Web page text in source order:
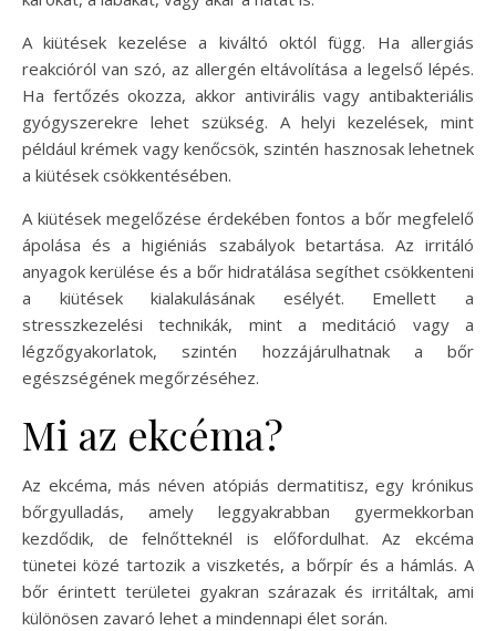
A kiütések kezelése a kiváltó októl függ. Ha allergiás
reakcióról van szó, az allergén eltávolítása a legelső lépés.
Ha fertőzés okozza, akkor antivirális vagy antibakteriális
gyógyszerekre lehet szükség. A helyi kezelések, mint
például krémek vagy kenőcsök, szintén hasznosak lehetnek
a kiütések csökkentésében.
A kiütések megelőzése érdekében fontos a bőr megfelelő
ápolása és a higiéniás szabályok betartása. Az irritáló
anyagok kerülése és a bőr hidratálása segíthet csökkenteni
a kiütések kialakulásának esélyét. Emellett a
stresszkezelési technikák, mint a meditáció vagy a
légzőgyakorlatok, szintén hozzájárulhatnak a bőr
egészségének megőrzéséhez.
Mi az ekcéma?
Az ekcéma, más néven atópiás dermatitisz, egy krónikus
bőrgyulladás, amely leggyakrabban gyermekkorban
kezdődik, de felnőtteknél is előfordulhat. Az ekcéma
tünetei közé tartozik a viszketés, a bőrpír és a hámlás. A
bőr érintett területei gyakran szárazak és irritáltak, ami
különösen zavaró lehet a mindennapi élet során.